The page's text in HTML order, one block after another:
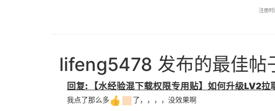
注册时
lifeng5478 发布的最佳帖
回复: 【水经验混下载权限专用贴】如何升级LV2拉
我点了那么多 了，，，，没效果啊